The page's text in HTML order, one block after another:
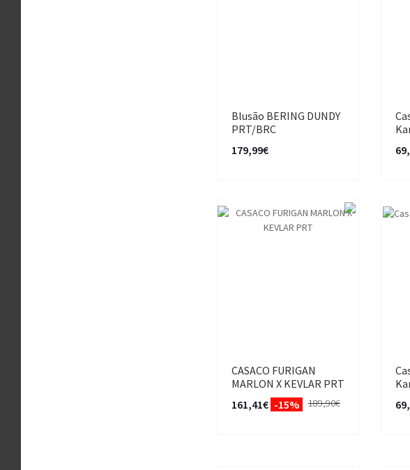
Blusão BERING DUNDY
PRT/BRC
179,99€
CASACO FURIGAN
MARLON X KEVLAR PRT
161,41€ -15% 189,90€